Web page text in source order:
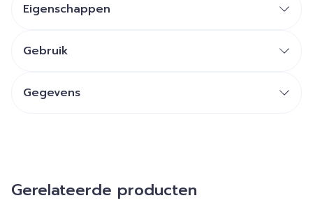
Eigenschappen
Gebruik
Gegevens
Gerelateerde producten